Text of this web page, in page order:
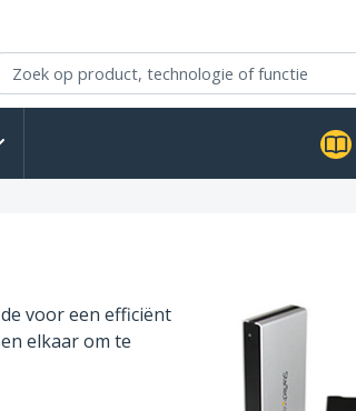
voor een efficiënt
elkaar om te